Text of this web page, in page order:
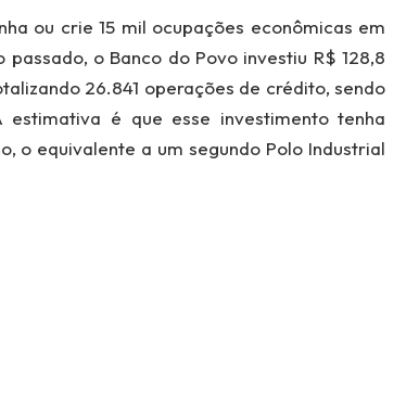
ou crie 15 mil ocupações econômicas em
o Banco do Povo investiu R$ 128,8
26.841 operações de crédito, sendo
é que esse investimento tenha
o equivalente a um segundo Polo Industrial